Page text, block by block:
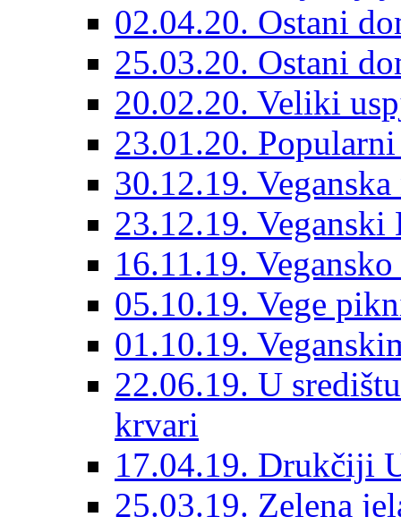
02.04.20. Ostani
25.03.20. Ostani
20.02.20. Veliki
23.01.20.
30.12.19.
23.12.19. Veganski
16.11.19.
05.10.19. Vege
01.10.19.
22.06.19. U
krvari
17.04.19. Drukčiji
25.03.19. Zelena